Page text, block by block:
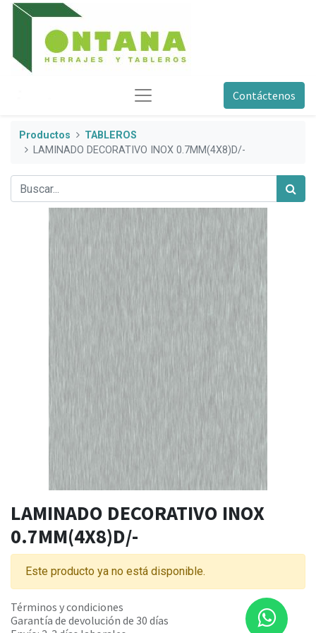
Contáctenos
Productos
TABLEROS
LAMINADO DECORATIVO INOX 0.7MM(4X8)D/-
LAMINADO DECORATIVO INOX
0.7MM(4X8)D/-
Este producto ya no está disponible.
Términos y condiciones
Garantía de devolución de 30 días